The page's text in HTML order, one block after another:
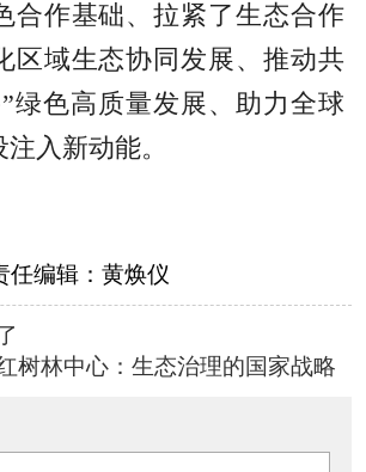
合作基础、拉紧了生态合作
区域生态协同发展、推动共
绿色高质量发展、助力全球
入新动能。
编辑： 黄焕仪
树林中心：生态治理的国家战略